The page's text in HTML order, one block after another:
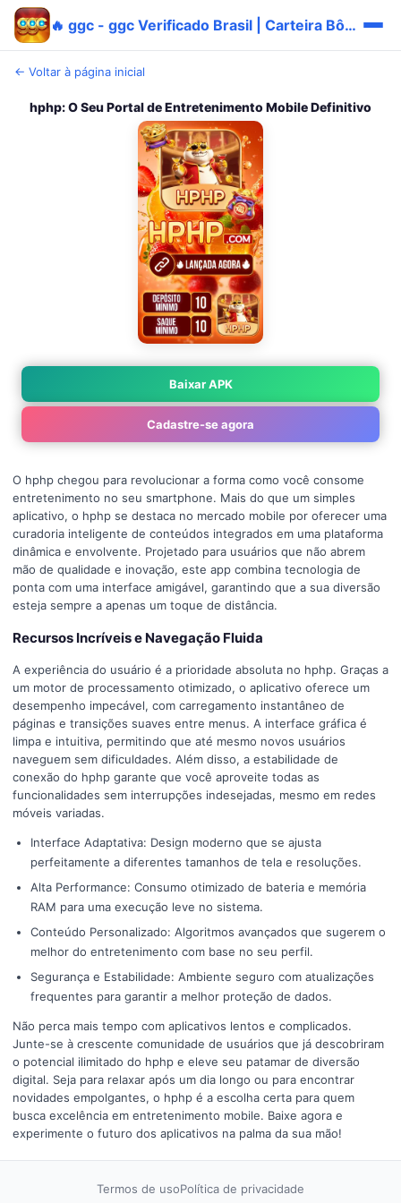
🔥 ggc - ggc Verificado Brasil | Carteira Bônus
← Voltar à página inicial
hphp: O Seu Portal de Entretenimento Mobile Definitivo
Baixar APK
Cadastre-se agora
O hphp chegou para revolucionar a forma como você consome
entretenimento no seu smartphone. Mais do que um simples
aplicativo, o hphp se destaca no mercado mobile por oferecer uma
curadoria inteligente de conteúdos integrados em uma plataforma
dinâmica e envolvente. Projetado para usuários que não abrem
mão de qualidade e inovação, este app combina tecnologia de
ponta com uma interface amigável, garantindo que a sua diversão
esteja sempre a apenas um toque de distância.
Recursos Incríveis e Navegação Fluida
A experiência do usuário é a prioridade absoluta no hphp. Graças a
um motor de processamento otimizado, o aplicativo oferece um
desempenho impecável, com carregamento instantâneo de
páginas e transições suaves entre menus. A interface gráfica é
limpa e intuitiva, permitindo que até mesmo novos usuários
naveguem sem dificuldades. Além disso, a estabilidade de
conexão do hphp garante que você aproveite todas as
funcionalidades sem interrupções indesejadas, mesmo em redes
móveis variadas.
Interface Adaptativa: Design moderno que se ajusta
perfeitamente a diferentes tamanhos de tela e resoluções.
Alta Performance: Consumo otimizado de bateria e memória
RAM para uma execução leve no sistema.
Conteúdo Personalizado: Algoritmos avançados que sugerem o
melhor do entretenimento com base no seu perfil.
Segurança e Estabilidade: Ambiente seguro com atualizações
frequentes para garantir a melhor proteção de dados.
Não perca mais tempo com aplicativos lentos e complicados.
Junte-se à crescente comunidade de usuários que já descobriram
o potencial ilimitado do hphp e eleve seu patamar de diversão
digital. Seja para relaxar após um dia longo ou para encontrar
novidades empolgantes, o hphp é a escolha certa para quem
busca excelência em entretenimento mobile. Baixe agora e
experimente o futuro dos aplicativos na palma da sua mão!
Termos de usoPolítica de privacidade